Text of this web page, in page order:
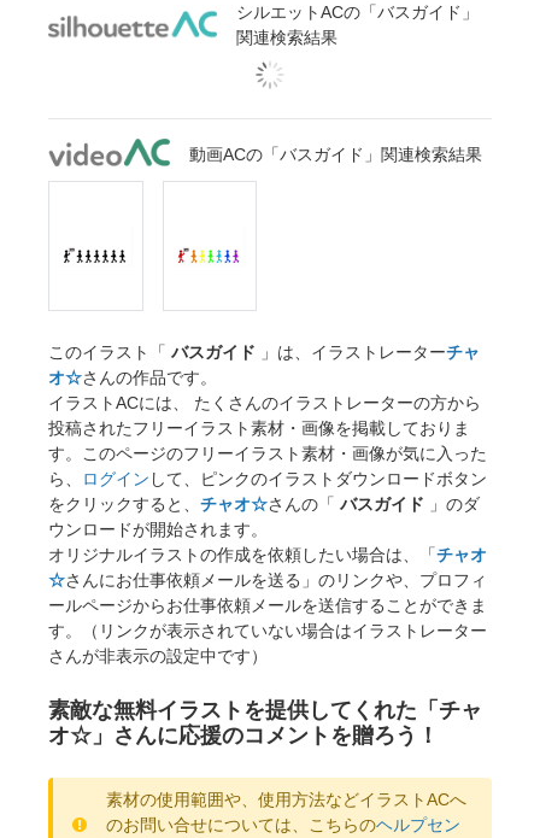
シルエットACの「バスガイド」
関連検索結果
動画ACの「バスガイド」関連検索結果
このイラスト「 バスガイド 」は、イラストレーターチャ
オ☆さんの作品です。
イラストACには、 たくさんのイラストレーターの方から
投稿されたフリーイラスト素材・画像を掲載しておりま
す。このページのフリーイラスト素材・画像が気に入った
ら、
ログイン して、ピンクのイラストダウンロードボタン
をクリックすると、 チャオ☆さんの「 バスガイド 」のダ
ウンロードが開始されます。
オリジナルイラストの作成を依頼したい場合は、「チャオ
☆さんにお仕事依頼メールを送る」のリンクや、プロフィ
ールページからお仕事依頼メールを送信することができま
す。（リンクが表示されていない場合はイラストレーター
さんが非表示の設定中です）
素敵な無料イラストを提供してくれた「チャ
オ☆」さんに応援のコメントを贈ろう！
素材の使用範囲や、使用方法などイラストACへ
のお問い合せについては、こちらのヘルプセン